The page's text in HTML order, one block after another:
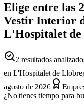
Elige entre las
Vestir Interior
L'Hospitalet
2 resultados
en L'Hospitalet de
agosto de 2026
¿No tienes tiempo para